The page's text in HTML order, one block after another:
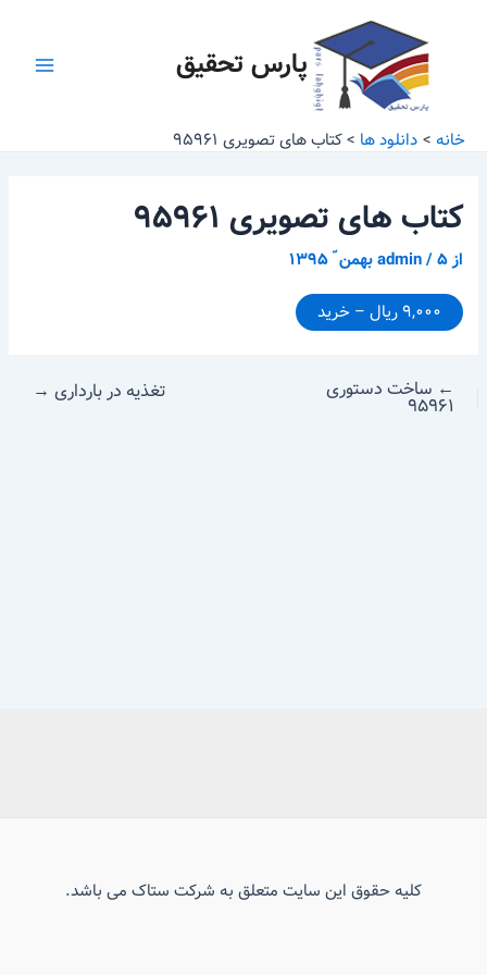
پارس تحقیق
خانه دانلود ها کتاب های تصویری ۹۵۹۶۱
کتاب های تصویری ۹۵۹۶۱
از admin/۵ بهمن ّ ۱۳۹۵
۹,۰۰۰ ریال – خرید
← ساخت دستوری
۹۵۹۶۱
تغذیه در بارداری →
کلیه حقوق این سایت متعلق به شرکت ستاک می باشد.